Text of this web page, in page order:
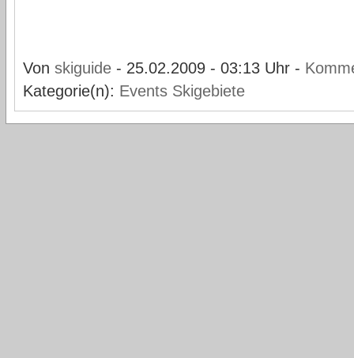
Von skiguide- 25.02.2009 - 03:13 Uhr -
Kategorie(n): Events Skigebiete